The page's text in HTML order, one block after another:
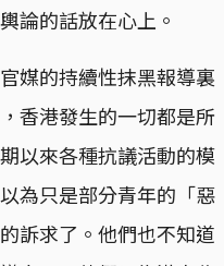
論的話放在心上。
媒的持續性抹黑報導裏
香港發生的一切都是所
以來各種抗議活動的模
為只是部分青年的「惡
訴求了。他們也不知道